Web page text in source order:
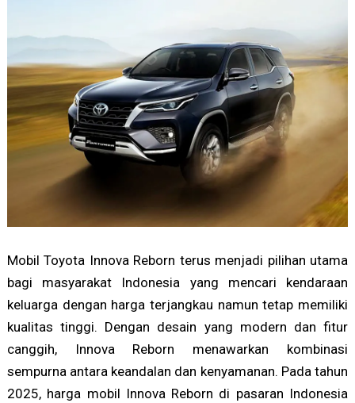
Mobil Toyota Innova Reborn terus menjadi pilihan utama
bagi masyarakat Indonesia yang mencari kendaraan
keluarga dengan harga terjangkau namun tetap memiliki
kualitas tinggi. Dengan desain yang modern dan fitur
canggih, Innova Reborn menawarkan kombinasi
sempurna antara keandalan dan kenyamanan. Pada tahun
2025, harga mobil Innova Reborn di pasaran Indonesia